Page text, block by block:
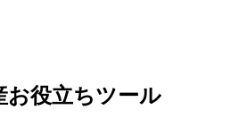
お役立ちツール